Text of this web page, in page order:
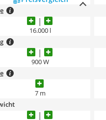
16.000 l
900 W
7 m